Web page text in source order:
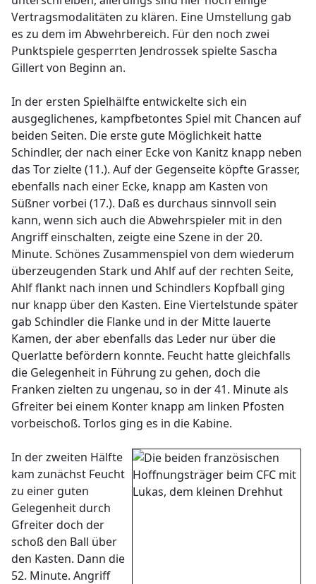
Vertragsmodalitäten zu klären. Eine Umstellung gab
es zu dem im Abwehrbereich. Für den noch zwei
Punktspiele gesperrten Jendrossek spielte Sascha
Gillert von Beginn an.
In der ersten Spielhälfte entwickelte sich ein
ausgeglichenes, kampfbetontes Spiel mit Chancen auf
beiden Seiten. Die erste gute Möglichkeit hatte
Schindler, der nach einer Ecke von Kanitz knapp neben
das Tor zielte (11.). Auf der Gegenseite köpfte Grasser,
ebenfalls nach einer Ecke, knapp am Kasten von
Süßner vorbei (17.). Daß es durchaus sinnvoll sein
kann, wenn sich auch die Abwehrspieler mit in den
Angriff einschalten, zeigte eine Szene in der 20.
Minute. Schönes Zusammenspiel von dem wiederum
überzeugenden Stark und Ahlf auf der rechten Seite,
Ahlf flankt nach innen und Schindlers Kopfball ging
nur knapp über den Kasten. Eine Viertelstunde später
gab Schindler die Flanke und in der Mitte lauerte
Kamen, der aber ebenfalls das Leder nur über die
Querlatte befördern konnte. Feucht hatte gleichfalls
die Gelegenheit in Führung zu gehen, doch die
Franken zielten zu ungenau, so in der 41. Minute als
Gfreiter bei einem Konter knapp am linken Pfosten
vorbeischoß. Torlos ging es in die Kabine.
In der zweiten Hälfte
kam zunächst Feucht
zu einer guten
Gelegenheit durch
Gfreiter doch der
schoß den Ball über
den Kasten. Dann die
52. Minute. Angriff